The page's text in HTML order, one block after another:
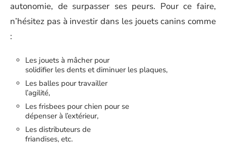
autonomie, de surpasser ses peurs. Pour ce faire,
n’hésitez pas à investir dans les jouets canins comme
:
Les jouets à mâcher pour
solidifier les dents et diminuer les plaques,
Les balles pour travailler
l’agilité,
Les frisbees pour chien pour se
dépenser à l’extérieur,
Les distributeurs de
friandises, etc.